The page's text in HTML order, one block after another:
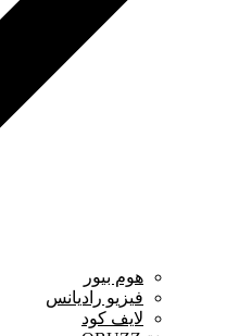
هوم بيور
فيزيو راديانس
لايف كود